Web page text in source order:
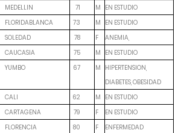
MEDELLIN 71 M EN ESTUDIO
FLORIDABLANCA 73 M EN ESTUDIO
SOLEDAD 78 F
ANEMIA,
CAUCASIA 75 M EN ESTUDIO
YUMBO 67 M HIPERTENSION,
DIABETES, OBESIDAD
CALI 62 M EN ESTUDIO
CARTAGENA 79 F
EN ESTUDIO
FLORENCIA 80 F
ENFERMEDAD